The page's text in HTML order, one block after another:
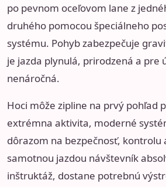
po pevnom oceľovom lane z
druhého pomocou špeciálneho
systému. Pohyb zabezpečuje
je jazda plynulá, prirodzená a pre
nenáročná.
Hoci môže zipline na prvý pohľad
extrémna aktivita, moderné
dôrazom na bezpečnosť, kontrolu
samotnou jazdou návštevník
inštruktáž, dostane potrebnú